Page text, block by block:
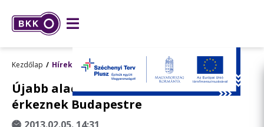
Kezdőlap Hírek
Újabb alacsonypadlós autóbuszok
érkeznek Budapestre